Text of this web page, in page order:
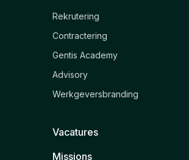
Rekrutering
Contractering
Gentis Academy
Advisory
Werkgeversbranding
Vacatures
Missions